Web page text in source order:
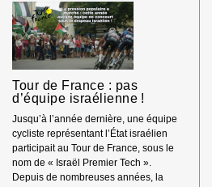
EN-
PROVENCE
Tour de France : pas
d’équipe israélienne !
Jusqu’à l’année dernière, une équipe
cycliste représentant l’État israélien
participait au Tour de France, sous le
nom de « Israël Premier Tech ».
Depuis de nombreuses années, la